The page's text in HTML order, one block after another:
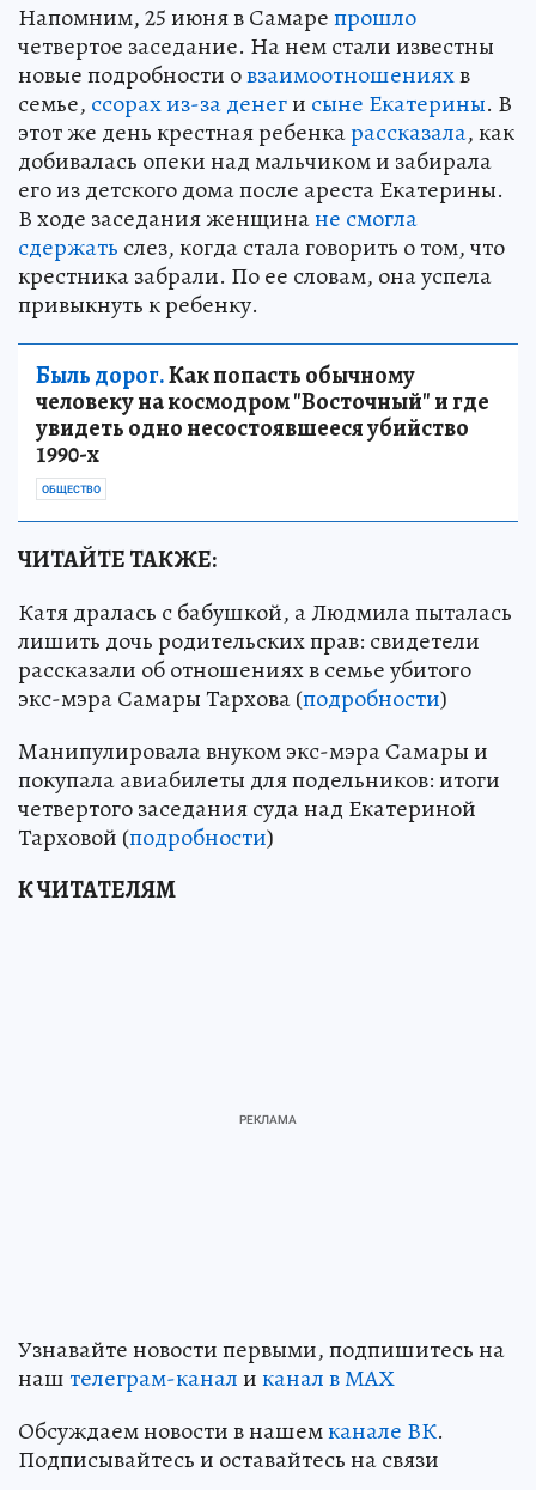
Напомним, 25 июня в Самарепрошло
четвертое заседание. На нем стали известны
новые подробности овзаимоотношенияхв
семье, ссорах из-за денеги сыне Екатерины. В
этот же день крестная ребенкарассказала, как
добивалась опеки над мальчиком и забирала
его из детского дома после ареста Екатерины.
В ходе заседания женщинане смогла
сдержать слез, когда стала говорить о том, что
крестника забрали. По ее словам, она успела
привыкнуть к ребенку.
Быль дорог.Как попасть обычному
человеку на космодром "Восточный" и где
увидеть одно несостоявшееся убийство
1990-х
ОБЩЕСТВО
ЧИТАЙТЕ ТАКЖЕ:
Катя дралась с бабушкой, а Людмила пыталась
лишить дочь родительских прав: свидетели
рассказали об отношениях в семье убитого
экс-мэра Самары Тархова (подробности)
Манипулировала внуком экс-мэра Самары и
покупала авиабилеты для подельников: итоги
четвертого заседания суда над Екатериной
Тарховой (подробности)
К ЧИТАТЕЛЯМ
Узнавайте новости первыми, подпишитесь на
наштелеграм-каналиканал в МАХ
Обсуждаем новости в нашемканале ВК.
Подписывайтесь и оставайтесь на связи